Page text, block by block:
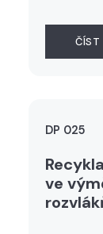
ČÍST
DP 025
ve